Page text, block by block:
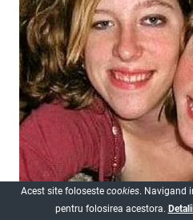
Acest site foloseste cookies. Navigand
pentru folosirea acestora.